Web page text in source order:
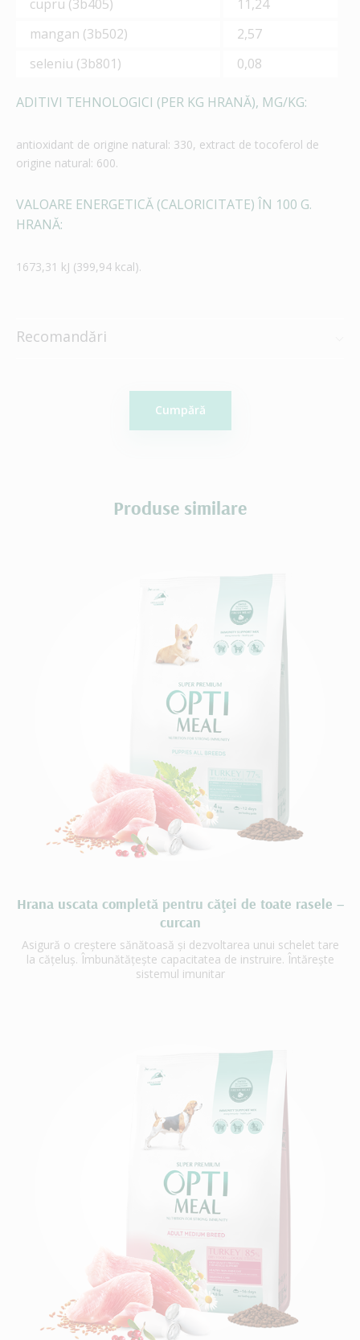
cupru (3b405)
11,24
mangan (3b502)
2,57
seleniu (3b801)
0,08
ADITIVI TEHNOLOGICI (PER KG HRANĂ), MG/KG:
antioxidant de origine natural: 330, extract de tocoferol de
origine natural: 600.
VALOARE ENERGETICĂ (CALORICITATE) ÎN 100 G.
HRANĂ:
1673,31 kJ (399,94 kcal).
Recomandări
Cumpără
Produse similare
Hrana uscata completă pentru căţei de toate rasele –
curcan
Asigură o creștere sănătoasă și dezvoltarea unui schelet tare
la cățeluș. Îmbunătățește capacitatea de instruire. Întărește
sistemul imunitar